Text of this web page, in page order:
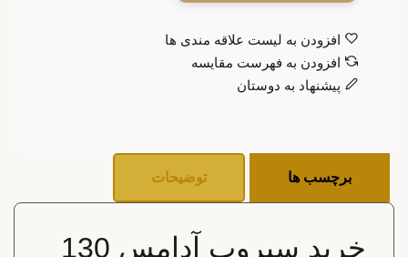
افزودن به لیست علاقه مندی ها
افزودن به فهرست مقایسه
پیشنهاد به دوستان
توضیحات برچسب ها
خرید سیروپ آدامس 130